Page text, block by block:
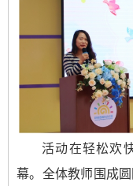
活动在轻松欢
幕。全体教师围成